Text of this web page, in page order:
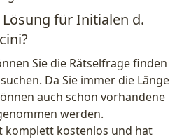
für Initialen d.
Sie die Rätselfrage finden
Da Sie immer die Länge
auch schon vorhandene
werden.
komplett kostenlos und hat